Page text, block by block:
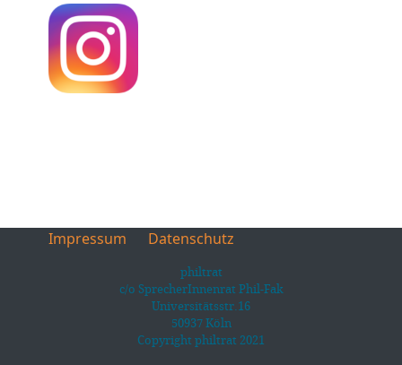
Impressum Datenschutz
philtrat
c/o SprecherInnenrat Phil-Fak
Universitätsstr.16
50937 Köln
Copyright philtrat 2021